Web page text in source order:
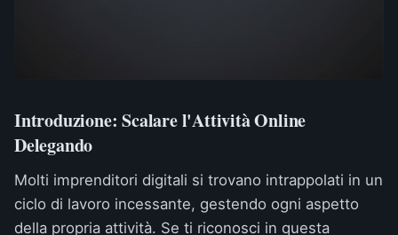
Introduzione: Scalare l'Attività Online
Delegando
Molti imprenditori digitali si trovano intrappolati in un
ciclo di lavoro incessante, gestendo ogni aspetto
della propria attività. Se ti riconosci in questa